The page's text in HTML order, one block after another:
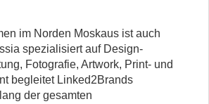
im Norden Moskaus ist auch
spezialisiert auf Design-
Fotografie, Artwork, Print- und
begleitet Linked2Brands
der gesamten